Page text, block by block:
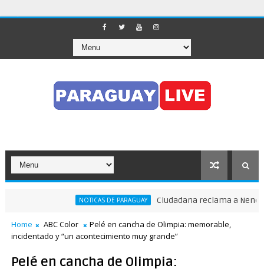
NOTICAS DE PARAGUAY Ciudadana reclama a
Home ABC Color
Pelé en cancha de Olimpia: memorable,
incidentado y “un acontecimiento muy grande”
Pelé en cancha de Olimpia: